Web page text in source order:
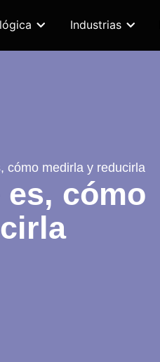
Industrias
cómo medirla y reducirla
cómo